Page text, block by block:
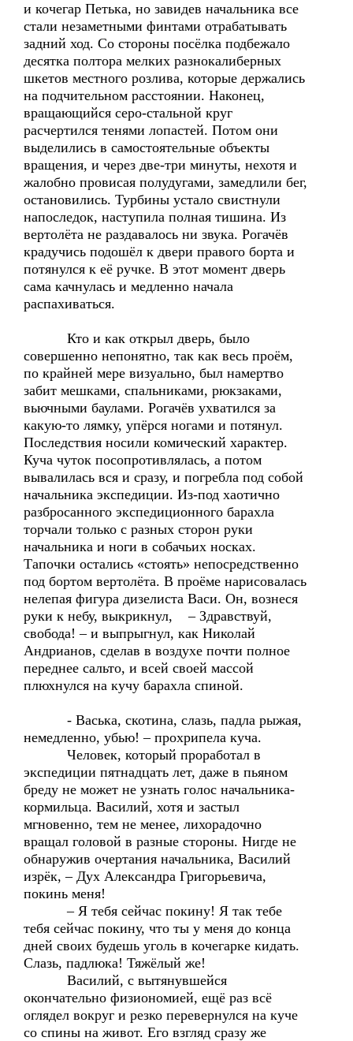
и кочегар Петька, но завидев начальника все
стали незаметными финтами отрабатывать
задний ход. Со стороны посёлка подбежало
десятка полтора мелких разнокалиберных
шкетов местного розлива, которые держались
на подчительном расстоянии. Наконец,
вращающийся серо-стальной круг
расчертился тенями лопастей. Потом они
выделились в самостоятельные объекты
вращения, и через две-три минуты, нехотя и
жалобно провисая полудугами, замедлили бег,
остановились. Турбины устало свистнули
напоследок, наступила полная тишина. Из
вертолёта не раздавалось ни звука. Рогачёв
крадучись подошёл к двери правого борта и
потянулся к её ручке. В этот момент дверь
сама качнулась и медленно начала
распахиваться.
Кто и как открыл дверь, было
совершенно непонятно, так как весь проём,
по крайней мере визуально, был намертво
забит мешками, спальниками, рюкзаками,
вьючными баулами. Рогачёв ухватился за
какую-то лямку, упёрся ногами и потянул.
Последствия носили комический характер.
Куча чуток посопротивлялась, а потом
вывалилась вся и сразу, и погребла под собой
начальника экспедиции. Из-под хаотично
разбросанного экспедиционного барахла
торчали только с разных сторон руки
начальника и ноги в собачьих носках.
Тапочки остались «стоять» непосредственно
под бортом вертолёта. В проёме нарисовалась
нелепая фигура дизелиста Васи. Он, вознеся
руки к небу, выкрикнул, – Здравствуй,
свобода! – и выпрыгнул, как Николай
Андрианов, сделав в воздухе почти полное
переднее сальто, и всей своей массой
плюхнулся на кучу барахла спиной.
- Васька, скотина, слазь, падла рыжая,
немедленно, убью! – прохрипела куча.
Человек, который проработал в
экспедиции пятнадцать лет, даже в пьяном
бреду не может не узнать голос начальника-
кормильца. Василий, хотя и застыл
мгновенно, тем не менее, лихорадочно
вращал головой в разные стороны. Нигде не
обнаружив очертания начальника, Василий
изрёк, – Дух Александра Григорьевича,
покинь меня!
– Я тебя сейчас покину! Я так тебе
тебя сейчас покину, что ты у меня до конца
дней своих будешь уголь в кочегарке кидать.
Слазь, падлюка! Тяжёлый же!
Василий, с вытянувшейся
окончательно физиономией, ещё раз всё
оглядел вокруг и резко перевернулся на куче
со спины на живот. Его взгляд сразу же